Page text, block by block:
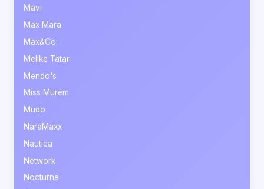
Mavi
Max Mara
Max&Co.
Melike Tatar
Mendo's
Miss Murem
Mudo
NaraMaxx
Nautica
Network
Nocturne